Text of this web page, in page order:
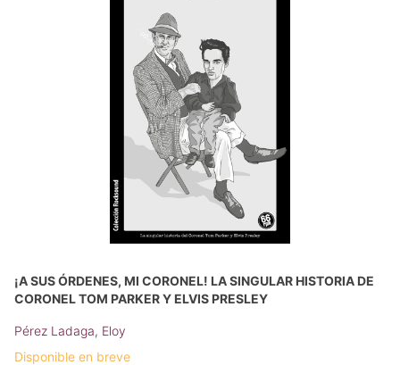
¡A SUS ÓRDENES, MI CORONEL! LA SINGULAR HISTORIA DE
CORONEL TOM PARKER Y ELVIS PRESLEY
Pérez Ladaga, Eloy
Disponible en breve